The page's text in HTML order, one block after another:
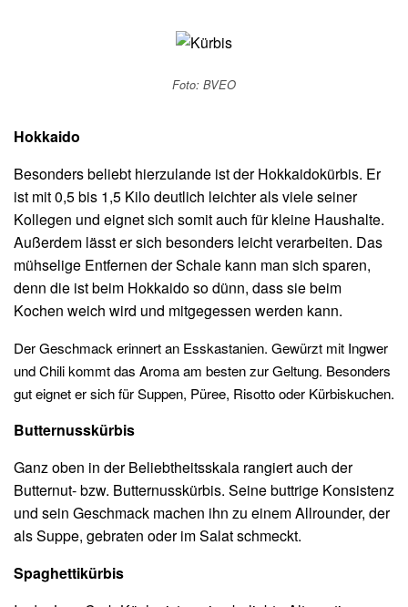
Foto: BVEO
Hokkaido
Besonders beliebt hierzulande ist der Hokkaidokürbis. Er
ist mit 0,5 bis 1,5 Kilo deutlich leichter als viele seiner
Kollegen und eignet sich somit auch für kleine Haushalte.
Außerdem lässt er sich besonders leicht verarbeiten. Das
mühselige Entfernen der Schale kann man sich sparen,
denn die ist beim Hokkaido so dünn, dass sie beim
Kochen weich wird und mitgegessen werden kann.
Der Geschmack erinnert an Esskastanien. Gewürzt mit Ingwer
und Chili kommt das Aroma am besten zur Geltung. Besonders
gut eignet er sich für Suppen, Püree, Risotto oder Kürbiskuchen.
Butternusskürbis
Ganz oben in der Beliebtheitsskala rangiert auch der
Butternut- bzw. Butternusskürbis. Seine buttrige Konsistenz
und sein Geschmack machen ihn zu einem Allrounder, der
als Suppe, gebraten oder im Salat schmeckt.
Spaghettikürbis